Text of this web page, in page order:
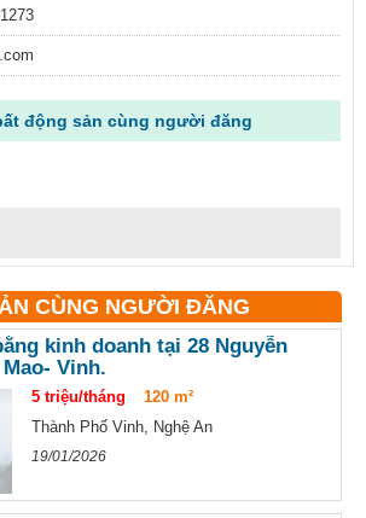
động sản cùng người đăng
CÙNG NGƯỜI ĐĂNG
kinh doanh tại 28 Nguyễn
Vinh.
5 triệu/tháng
120 m²
Thành Phố Vinh, Nghệ An
19/01/2026